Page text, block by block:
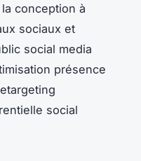
conception à
sociaux et
social media
présence
social